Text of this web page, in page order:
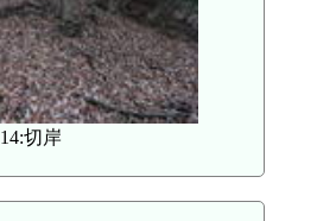
14:切岸